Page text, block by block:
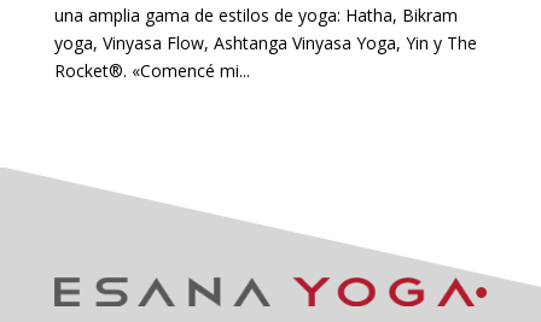
una amplia gama de estilos de yoga: Hatha, Bikram
yoga, Vinyasa Flow, Ashtanga Vinyasa Yoga, Yin y The
Rocket®. «Comencé mi...